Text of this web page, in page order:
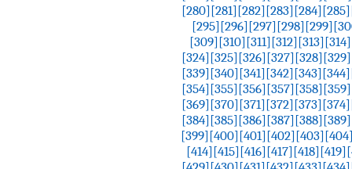
[280][281][282][283][284][285]
[295][296][297][298][299]
[309][310][311][312][313][314]
[324][325][326][327][328][329]
[339][340][341][342][343][344]
[354][355][356][357][358][359]
[369][370][371][372][373][374]
[384][385][386][387][388][389]
[399][400][401][402][403]
[414][415][416][417][418][419]